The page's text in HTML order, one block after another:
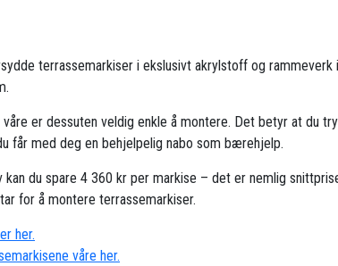
terrassemarkiser i ekslusivt akrylstoff og rammeverk i
er dessuten veldig enkle å montere. Det betyr at du
får med deg en behjelpelig nabo som bærehjelp.
kan du spare 4 360 kr per markise – det er nemlig
for å montere terrassemarkiser.
her.
våre her.